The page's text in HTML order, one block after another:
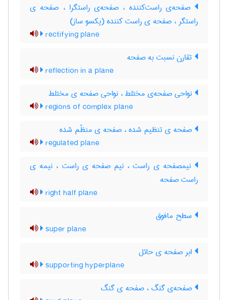
صفحه‌ی راست‌کننده ، صفحه‌ی راستگرا ، صفحه ی
راستگر ، صفحه ی راست کننده (یکسو ساز)
rectifying plane
تقارن نسبت به صفحه
reflection in a plane
نواحی صفحه‌ی مختلط ، نواحی صفحه ی مختلط
regions of complex plane
صفحه ی تنظیم شده ، صفحه ی منظّم شده
regulated plane
نیمصفحه ی راست ، نیم صفحه ی راست ، نیمه ی
راست صفحه
right half plane
سطح مافوق
super plane
ابر صفحه ی حائل
supporting hyperplane
صفحه‌ی گنگ ، صفحه ی گنگ